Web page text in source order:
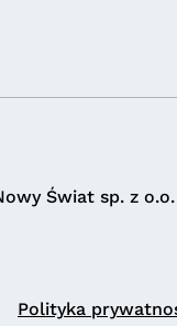
Świat sp. z o.o.
Polityka